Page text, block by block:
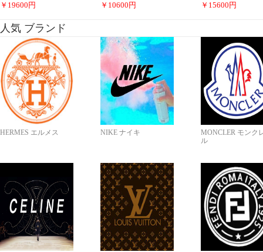
￥ 19600 円 ￥ 10600 円 ￥ 15600 円
人気 ブランド
HERMES エルメス NIKE ナイキ
MONCLER モンク
ル